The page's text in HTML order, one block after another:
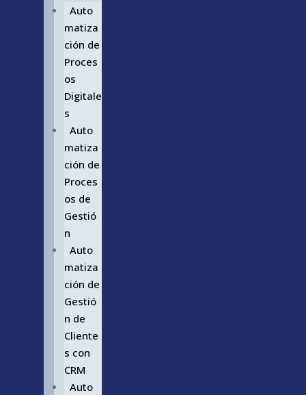
Auto
matiza
ción de
Proces
os
Digitale
s
Auto
matiza
ción de
Proces
os de
Gestió
n
Auto
matiza
ción de
Gestió
n de
Cliente
s con
CRM
Auto